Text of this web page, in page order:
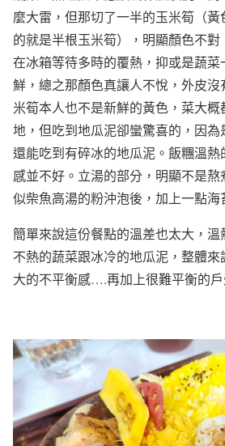
麼大雷，但那切了一半的玉米筍（
的就是半根玉米筍），明顯顏色不
在冰箱等待多時的覆熱，抑或是蔬
鮮，總之那顏色真讓人不悅，外皮
米筍本人也不是新鮮的黃色，菜大
地，但吃到地瓜泥卻蠻驚喜的，因
還能吃到有碎冰的地瓜泥。飯糰溫
感並不好。立湯的部分，明顯不是
似柴魚高湯的粉沖泡後，加上一點海
簡單來說這份餐點的溫差也太大，溫
不熱的蔬菜跟冰冷的地瓜泥，整體
大的不平衡感….再加上很難平衡的